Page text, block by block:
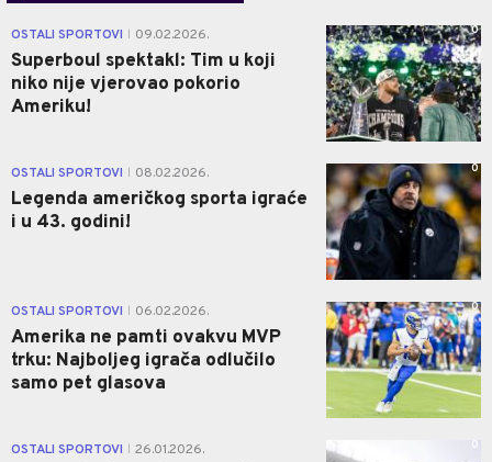
OSTALI SPORTOVI 09.02.2026.
Superboul spektakl: Tim u koji
niko nije vjerovao pokorio
Ameriku!
0
OSTALI SPORTOVI 08.02.2026.
Legenda američkog sporta igraće
i u 43. godini!
0
OSTALI SPORTOVI 06.02.2026.
Amerika ne pamti ovakvu MVP
trku: Najboljeg igrača odlučilo
samo pet glasova
0
OSTALI SPORTOVI 26.01.2026. 0